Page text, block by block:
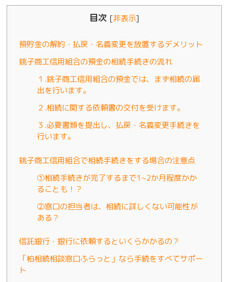
目次 [非表示]
預貯金の解約・払戻・名義変更を放置するデメリット
銚子商工信用組合の預金の相続手続きの流れ
１.銚子商工信用組合の預金では、まず相続の届
出を行います。
２.相続に関する依頼書の交付を受けます。
３.必要書類を提出し、払戻・名義変更手続きを
行います。
銚子商工信用組合で相続手続きをする場合の注意点
①相続手続きが完了するまで1~2か月程度かか
ることも！？
②窓口の担当者は、相続に詳しくない可能性が
ある？
信託銀行・銀行に依頼するといくらかかるの？
「柏相続相談窓口ふらっと」なら手続をすべてサポー
ト